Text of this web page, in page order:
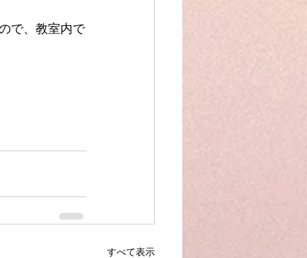
で、教室内で
すべて表示